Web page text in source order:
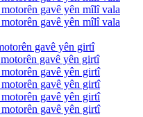
gavê yên mîlî vala
gavê yên mîlî vala
gavê yên girtî
gavê yên girtî
gavê yên girtî
gavê yên girtî
gavê yên girtî
gavê yên girtî